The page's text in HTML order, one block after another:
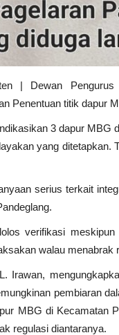
| Dewan
Penentuan titik dapur
3 dapur
yang ditetapkan.
serius terkait
verifikasi
walau menabrak
Irawan,
pembiaran
MBG di Kecamatan
regulasi diantaranya.